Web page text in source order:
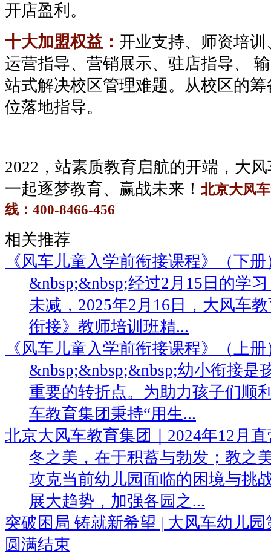
开店盈利。
十大加盟权益： 开业支持、师资培
运营指导、营销展示、驻店指导、
站式解决校区管理难题。从校区的
位落地指导。
2022，站素质教育启航的开端，大
一起逐梦教育、赢战未来！ 北京大风
线： 400-8466-456
相关推荐
《风车儿童入学前衔接课程》（下
&nbsp;&nbsp;经过2月15日的学
未减，2025年2月16日，大风车
衔接》教师培训班精...
《风车儿童入学前衔接课程》（上
&nbsp;&nbsp;&nbsp;幼小衔接是
重要的转折点。为助力孩子们顺
车教育集团秉持“用生...
北京大风车教育集团｜2024年12月
冬之美，在于积蓄与勃发；教之
攻克当前幼儿园面临的困境与挑
展大趋势，加强各园之...
突破困局 铸就新希望 | 大风车幼儿
圆满结束